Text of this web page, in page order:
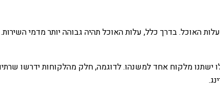
האוכל. בדרך כלל, עלות האוכל תהיה גבוהה יותר מדמי
ישתנו מלקוח אחד למשנהו. לדוגמה, חלק מהלקוחות ידרשו